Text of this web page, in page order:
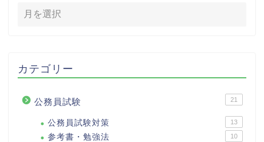
カテゴリー
公務員試験 21
公務員試験対策 13
参考書・勉強法 10